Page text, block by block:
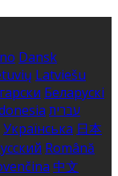
Dansk
Latviešu
Беларускі
עברית
Українська 日本
Română
中文